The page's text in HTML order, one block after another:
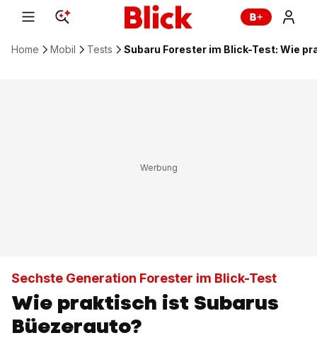
Home Mobil Tests Subaru Forester im Blick-Test: Wie
Sechste Generation Forester im Blick-Test
Wie praktisch ist Subarus
Büezerauto?